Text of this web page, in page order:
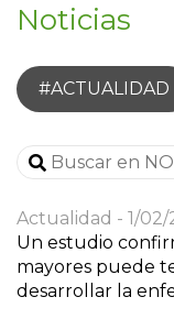
Noticias
#ACTUALIDAD
Actualidad
1/02/
Un estudio
mayores puede
desarrollar la